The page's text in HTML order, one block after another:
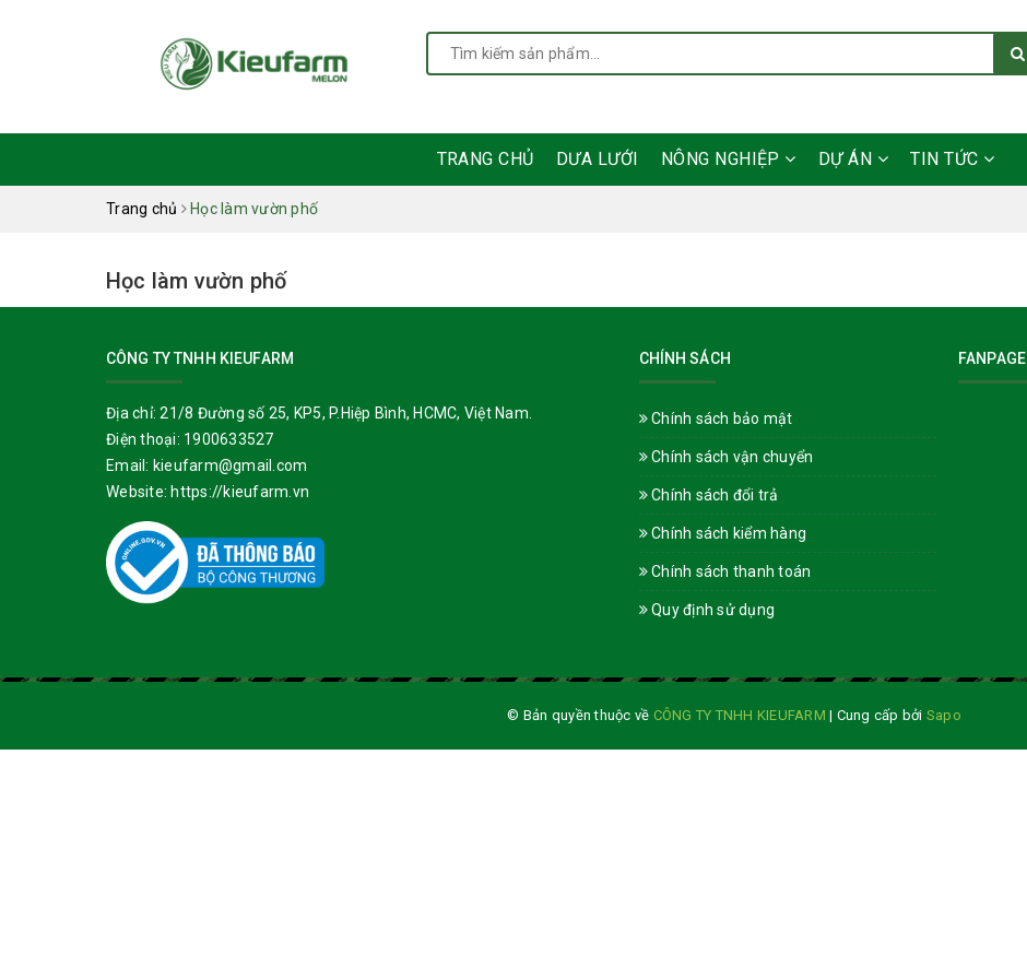
TRANG CHỦ DƯA LƯỚI NÔNG NGHIỆP DỰ ÁN TIN TỨC
Trang chủ Học làm vườn phố
Học làm vườn phố
CÔNG TY TNHH KIEUFARM
Địa chỉ: 21/8 Đường số 25, KP5, P.Hiệp Bình, HCMC, Việt Nam.
Điện thoại: 1900633527
Email: kieufarm@gmail.com
Website: https://kieufarm.vn
CHÍNH SÁCH
Chính sách bảo mật
Chính sách vận chuyển
Chính sách đổi trả
Chính sách kiểm hàng
Chính sách thanh toán
Quy định sử dụng
FANPAGE
© Bản quyền thuộc về CÔNG TY TNHH KIEUFARM | Cung cấp bởi Sapo